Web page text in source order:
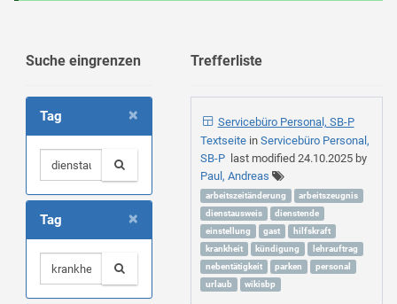
Suche eingrenzen
×
Tag
×
Tag
Trefferliste
Servicebüro Personal, SB-P
Textseite in Servicebüro Personal,
SB-Plast modified 24.10.2025by
Paul, Andreas
arbeitszeitänderung
arbeitszeugnis
dienstausweis
dienstende
einstellung
gast
hilfskraft
krankheit
kündigung
lehrauftrag
nebentätigkeit
parken
personal
urlaub
wikisbp